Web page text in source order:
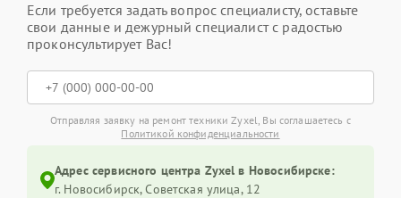
Если требуется задать вопрос специалисту, оставьте
свои данные и дежурный специалист с радостью
проконсультирует Вас!
Отправляя заявку на ремонт техники Zyxel, Вы соглашаетесь с
Политикой конфиденциальности
Адрес сервисного центра Zyxel в Новосибирске:
г. Новосибирск, Советская улица, 12